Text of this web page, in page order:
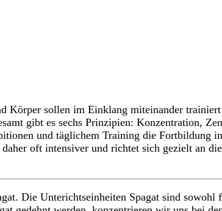
Körper sollen im Einklang miteinander
gibt es sechs Prinzipien: Konzentration,
und täglichem Training die Fortbildung
oft intensiver und richtet sich gezielt an
Die Unterichtseinheiten Spagat sind sowohl